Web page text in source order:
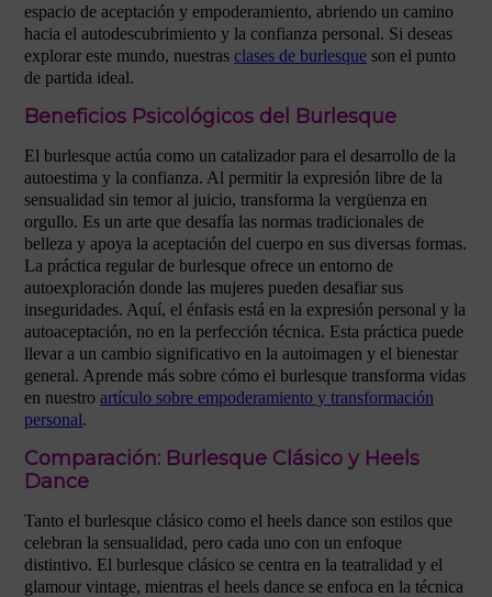
espacio de aceptación y empoderamiento, abriendo un camino
hacia el autodescubrimiento y la confianza personal. Si deseas
explorar este mundo, nuestras clases de burlesque son el punto
de partida ideal.
Beneficios Psicológicos del Burlesque
El burlesque actúa como un catalizador para el desarrollo de la
autoestima y la confianza. Al permitir la expresión libre de la
sensualidad sin temor al juicio, transforma la vergüenza en
orgullo. Es un arte que desafía las normas tradicionales de
belleza y apoya la aceptación del cuerpo en sus diversas formas.
La práctica regular de burlesque ofrece un entorno de
autoexploración donde las mujeres pueden desafiar sus
inseguridades. Aquí, el énfasis está en la expresión personal y la
autoaceptación, no en la perfección técnica. Esta práctica puede
llevar a un cambio significativo en la autoimagen y el bienestar
general. Aprende más sobre cómo el burlesque transforma vidas
en nuestro artículo sobre empoderamiento y transformación
personal.
Comparación: Burlesque Clásico y Heels
Dance
Tanto el burlesque clásico como el heels dance son estilos que
celebran la sensualidad, pero cada uno con un enfoque
distintivo. El burlesque clásico se centra en la teatralidad y el
glamour vintage, mientras el heels dance se enfoca en la técnica